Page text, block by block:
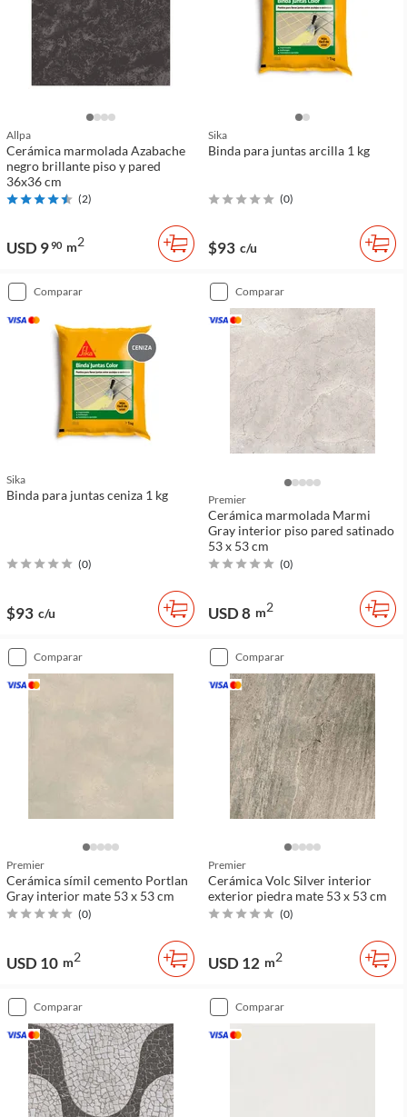
Allpa
Cerámica marmolada Azabache
negro brillante piso y pared
36x36 cm
(2)
USD 990 m2
Sika
Binda para juntas arcilla 1 kg
(0)
$93 c/u
comparar
Sika
Binda para juntas ceniza 1 kg
(0)
$93 c/u
comparar
Premier
Cerámica marmolada Marmi
Gray interior piso pared satinado
53 x 53 cm
(0)
USD 8 m2
comparar
Premier
Cerámica símil cemento Portlan
Gray interior mate 53 x 53 cm
(0)
USD 10 m2
comparar
Premier
Cerámica Volc Silver interior
exterior piedra mate 53 x 53 cm
(0)
USD 12 m2
comparar comparar